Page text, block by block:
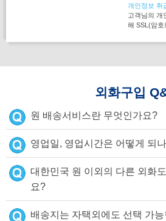
개인정보 취
고객님의 개
해 SSL(암호
외화구입
원 배송서비스란 무엇인가요?
영업일, 영업시간은 어떻게 되
대한민국 원 이외의 다른 외화
요?
배송지는 자택외에도 선택 가